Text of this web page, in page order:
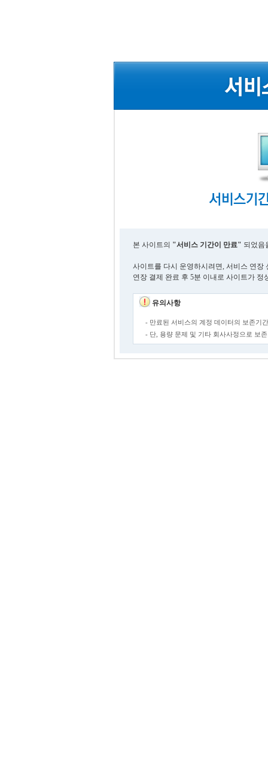
본 사이트의 "서비스 기간이 만료" 되었음
사이트를 다시 운영하시려면, 서비스 연장
연장 결제 완료 후 5분 이내로 사이트가 정
유의사항
- 만료된 서비스의 계정 데이터의 보존기
- 단, 용량 문제 및 기타 회사사정으로 보